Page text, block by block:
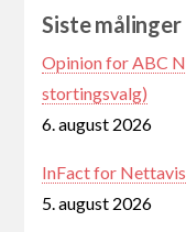
Siste målinger
Opinion for ABC
stortingsvalg)
6. august 2026
InFact for
5. august 2026